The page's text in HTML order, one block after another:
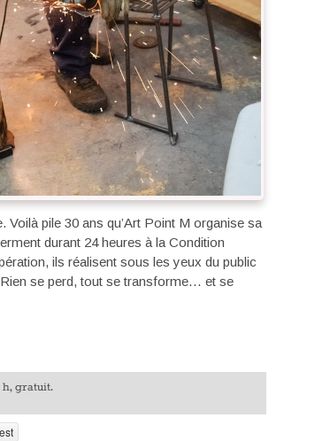
Voilà pile 30 ans qu’Art Point M organise sa
durant 24 heures à la Condition
ils réalisent sous les yeux du public
se perd, tout se transforme… et se
h, gratuit.